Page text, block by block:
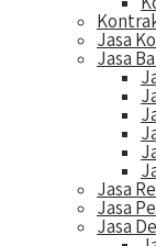
Jasa
Jasa
Jasa
Jasa
Jasa